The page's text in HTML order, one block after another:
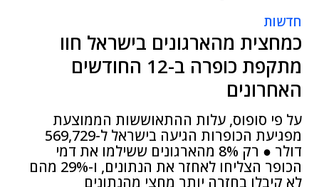
חדשות
כמחצית מהארגונים בישראל חוו
מתקפת כופרה ב-12 החודשים
האחרונים
על פי סופוס, עלות ההתאוששות הממוצעת
מפגיעת הכופרות הגיעה בישראל ל-569,729
דולר ● רק 8% מהארגונים ששילמו את דמי
הכופר הצליחו לאחזר את הנתונים, ו-29% מהם
לא קיבלו בחזרה יותר מחצי מהנתונים